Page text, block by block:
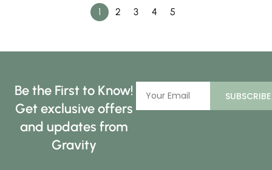
1 2 3 4 5
Be the First to Know!
Get exclusive offers
and updates from
Gravity
SUBSCRIBE